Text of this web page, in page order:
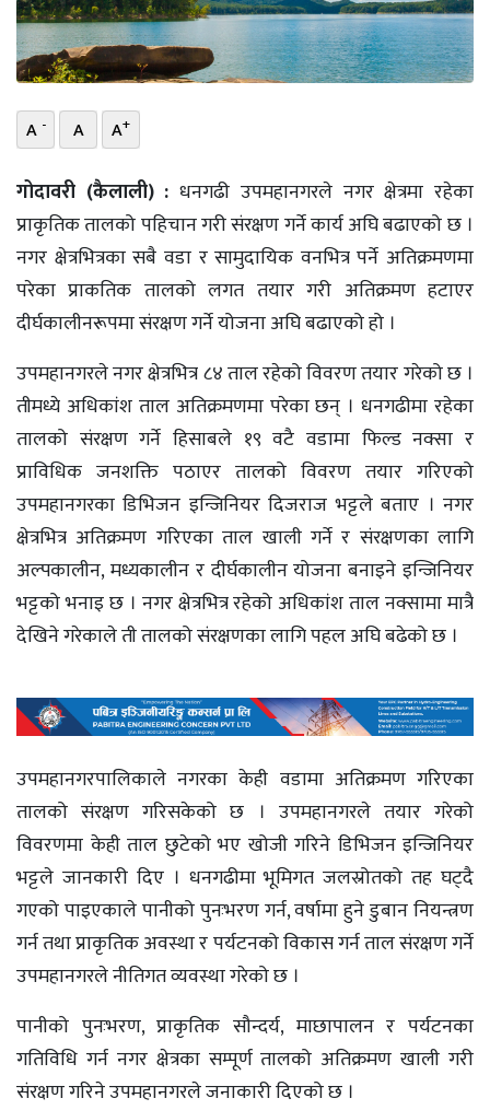
भिडियो
छापा
खोज
प्रोफाइल
ऊर्जा
विशेष
A - A A+
गोदावरी (कैलाली) :धनगढी उपमहानगरले नगर क्षेत्रमा रहेका
प्राकृतिक तालको पहिचान गरी संरक्षण गर्ने कार्य अघि बढाएको छ ।
नगर क्षेत्रभित्रका सबै वडा र सामुदायिक वनभित्र पर्ने अतिक्रमणमा
परेका प्राकतिक तालको लगत तयार गरी अतिक्रमण हटाएर
दीर्घकालीनरूपमा संरक्षण गर्ने योजना अघि बढाएको हो ।
उपमहानगरले नगर क्षेत्रभित्र ८४ ताल रहेको विवरण तयार गरेको छ ।
तीमध्ये अधिकांश ताल अतिक्रमणमा परेका छन् । धनगढीमा रहेका
तालको संरक्षण गर्ने हिसाबले १९ वटै वडामा फिल्ड नक्सा र
प्राविधिक जनशक्ति पठाएर तालको विवरण तयार गरिएको
उपमहानगरका डिभिजन इन्जिनियर दिजराज भट्टले बताए । नगर
क्षेत्रभित्र अतिक्रमण गरिएका ताल खाली गर्ने र संरक्षणका लागि
अल्पकालीन, मध्यकालीन र दीर्घकालीन योजना बनाइने इन्जिनियर
भट्टको भनाइ छ । नगर क्षेत्रभित्र रहेको अधिकांश ताल नक्सामा मात्रै
देखिने गरेकाले ती तालको संरक्षणका लागि पहल अघि बढेको छ ।
उपमहानगरपालिकाले नगरका केही वडामा अतिक्रमण गरिएका
तालको संरक्षण गरिसकेको छ । उपमहानगरले तयार गरेको
विवरणमा केही ताल छुटेको भए खोजी गरिने डिभिजन इन्जिनियर
भट्टले जानकारी दिए । धनगढीमा भूमिगत जलस्रोतको तह घट्दै
गएको पाइएकाले पानीको पुनःभरण गर्न, वर्षामा हुने डुबान नियन्त्रण
गर्न तथा प्राकृतिक अवस्था र पर्यटनको विकास गर्न ताल संरक्षण गर्ने
उपमहानगरले नीतिगत व्यवस्था गरेको छ ।
पानीको पुनःभरण, प्राकृतिक सौन्दर्य, माछापालन र पर्यटनका
गतिविधि गर्न नगर क्षेत्रका सम्पूर्ण तालको अतिक्रमण खाली गरी
संरक्षण गरिने उपमहानगरले जनाकारी दिएको छ ।